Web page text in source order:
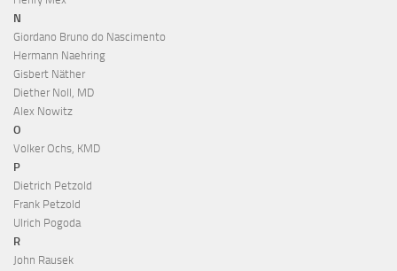
N
Giordano Bruno do Nascimento
Hermann Naehring
Gisbert Näther
Diether Noll, MD
Alex Nowitz
O
Volker Ochs, KMD
P
Dietrich Petzold
Frank Petzold
Ulrich Pogoda
R
John Rausek